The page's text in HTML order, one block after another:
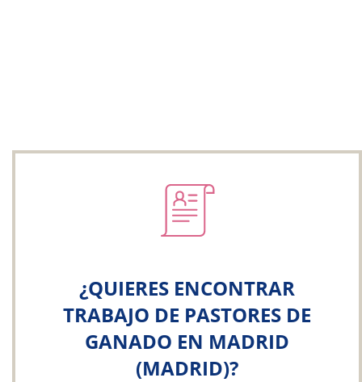
¿QUIERES ENCONTRAR
TRABAJO DE PASTORES DE
GANADO EN MADRID
(MADRID)?